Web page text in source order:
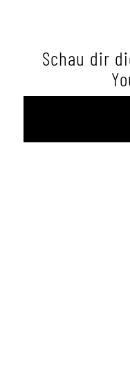
Schau dir